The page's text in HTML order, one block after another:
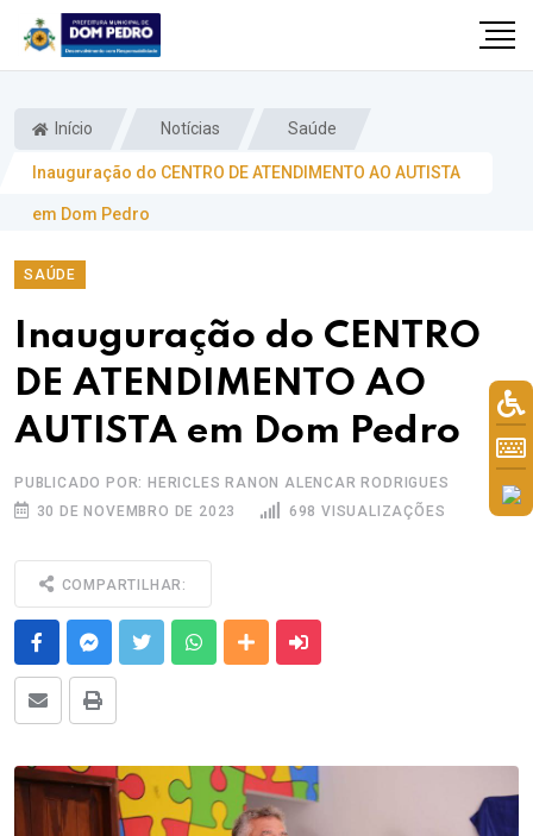
Início Notícias Saúde
Inauguração do CENTRO DE ATENDIMENTO AO AUTISTA
em Dom Pedro
SAÚDE
Inauguração do CENTRO
DE ATENDIMENTO AO
AUTISTA em Dom Pedro
PUBLICADO POR: HERICLES RANON ALENCAR RODRIGUES
30 DE NOVEMBRO DE 2023
698 VISUALIZAÇÕES
COMPARTILHAR:
FacebookMessenger
Twitter WhatsappOutras Mídias
E-mail